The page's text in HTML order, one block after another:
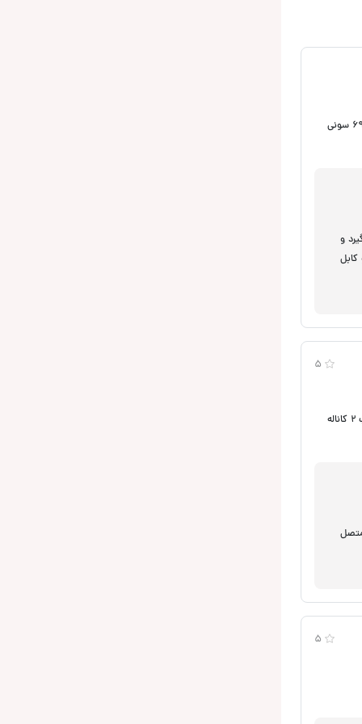
سلام و عرض ادب بنده قصد خرید این محصول رو داشتم میخواستم در مورد این کالا نظرتون رو بدونم این محصول رو برای پخش 416 سونی به همراه بلندگو 6951 سونی
پله بالاتر 702 کنوود قرار میگیرد و
5
سلام من این امپلی فایر رو با یک جفت باند 6951 سونی و پخش 416 سونی دارم خواستم ببینم میتونم برای نصب باندهای جدید درهای جلوی 6 اینچی هم از این امپ 2 کاناله
به تنهایی می توانید باندهای 6 اینچی را متصل
5